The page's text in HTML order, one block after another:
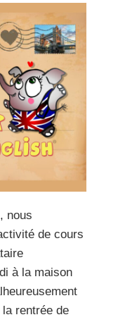
nous
de cours
à la maison
rentrée de